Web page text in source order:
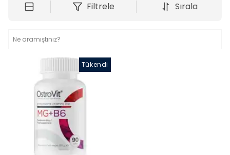
Filtrele Sırala
Tükendi